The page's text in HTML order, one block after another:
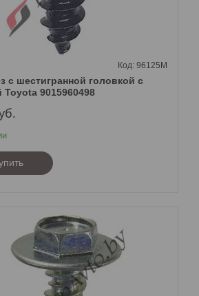
с шестигранной головкой с
9015960498
96125M